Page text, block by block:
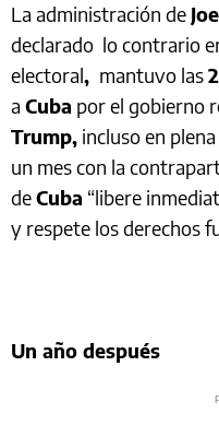
La administración de
declarado lo contrario
electoral, mantuvo las
a Cuba por el gobierno
Trump, incluso en
un mes con la
deCuba “libere
y respete los derechos
Un año después